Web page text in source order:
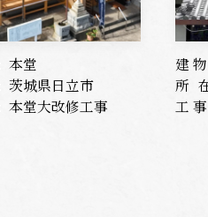
本堂
茨城県日立市
本堂大改修工事
建
所
工